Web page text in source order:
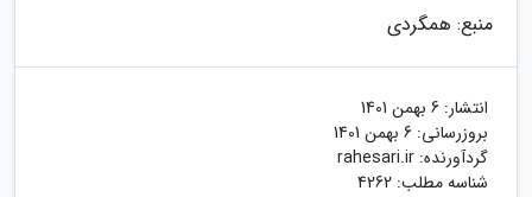
منبع: همگردی
انتشار: 6 بهمن 1401
بروزرسانی: 6 بهمن 1401
گردآورنده: rahesari.ir
شناسه مطلب: 4262